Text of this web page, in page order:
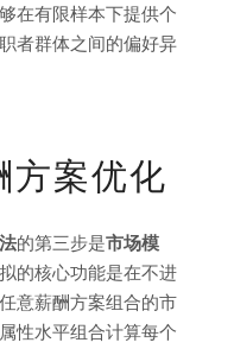
在有限样本下提供个
者群体之间的偏好异
方案优化
的第三步是市场模
的核心功能是在不进
意薪酬方案组合的市
性水平组合计算每个